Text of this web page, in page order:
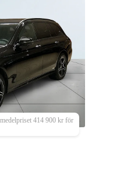
414 900 kr för